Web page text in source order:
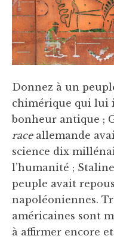
Donnez à un
chimérique qui lui
bonheur antique ;
race allemande
science dix
l’humanité ;
peuple avait
napoléoniennes.
américaines sont
à affirmer encore